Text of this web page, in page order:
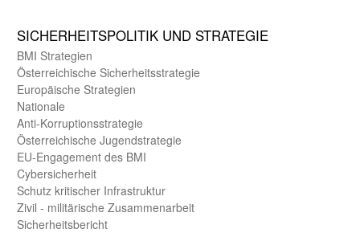
SICHER­HEITS­POLITIK UND STRATEGIE
BMI Strategien
Öster­reichische Sicherheits­strategie
Europäische Strategien
Nationale
Anti-Korruptions­strategie
Öster­reichische Jugend­strategie
EU-Engagement des BMI
Cybersicherheit
Schutz kritischer Infra­struktur
Zivil - militärische Zusammen­arbeit
Sicherheits­bericht